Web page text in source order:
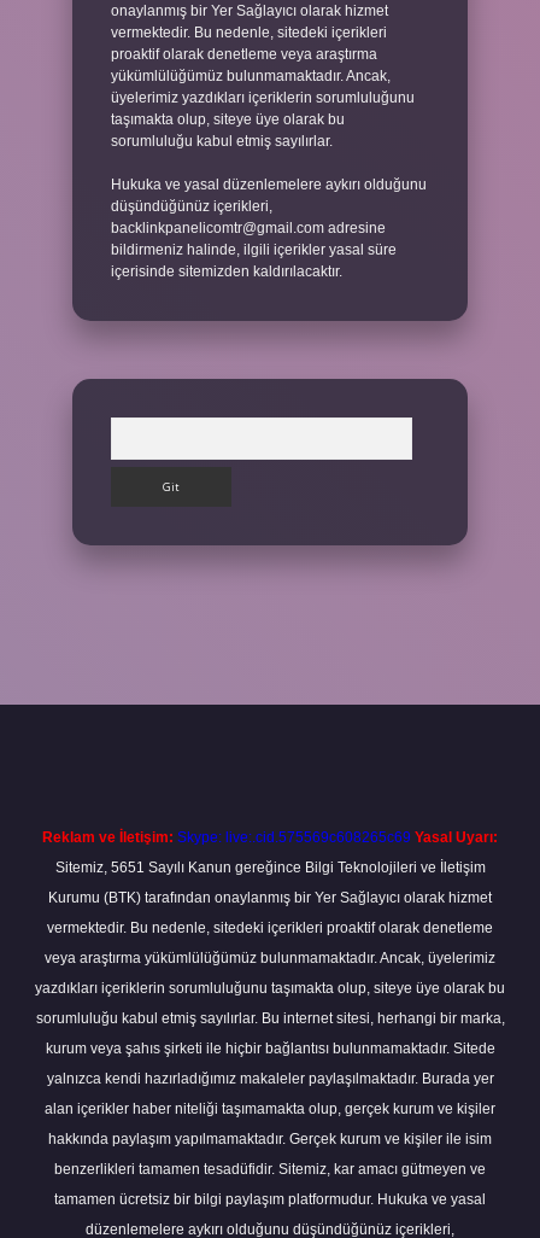
onaylanmış bir Yer Sağlayıcı olarak hizmet
vermektedir. Bu nedenle, sitedeki içerikleri
proaktif olarak denetleme veya araştırma
yükümlülüğümüz bulunmamaktadır. Ancak,
üyelerimiz yazdıkları içeriklerin sorumluluğunu
taşımakta olup, siteye üye olarak bu
sorumluluğu kabul etmiş sayılırlar.
Hukuka ve yasal düzenlemelere aykırı olduğunu
düşündüğünüz içerikleri,
backlinkpanelicomtr@gmail.com adresine
bildirmeniz halinde, ilgili içerikler yasal süre
içerisinde sitemizden kaldırılacaktır.
Reklam ve İletişim: Skype: live:.cid.575569c608265c69 Yasal Uyarı:
Sitemiz, 5651 Sayılı Kanun gereğince Bilgi Teknolojileri ve İletişim
Kurumu (BTK) tarafından onaylanmış bir Yer Sağlayıcı olarak hizmet
vermektedir. Bu nedenle, sitedeki içerikleri proaktif olarak denetleme
veya araştırma yükümlülüğümüz bulunmamaktadır. Ancak, üyelerimiz
yazdıkları içeriklerin sorumluluğunu taşımakta olup, siteye üye olarak bu
sorumluluğu kabul etmiş sayılırlar. Bu internet sitesi, herhangi bir marka,
kurum veya şahıs şirketi ile hiçbir bağlantısı bulunmamaktadır. Sitede
yalnızca kendi hazırladığımız makaleler paylaşılmaktadır. Burada yer
alan içerikler haber niteliği taşımamakta olup, gerçek kurum ve kişiler
hakkında paylaşım yapılmamaktadır. Gerçek kurum ve kişiler ile isim
benzerlikleri tamamen tesadüfidir. Sitemiz, kar amacı gütmeyen ve
tamamen ücretsiz bir bilgi paylaşım platformudur. Hukuka ve yasal
düzenlemelere aykırı olduğunu düşündüğünüz içerikleri,